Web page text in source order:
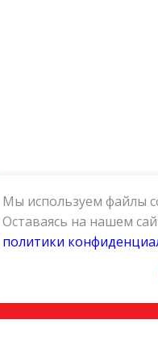
КОНТАКТЫ ПОЛИТИКА
Мы используем файлы
Оставаясь на нашем
политики